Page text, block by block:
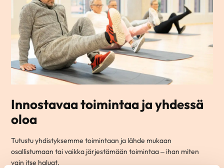
Innostavaa toimintaa ja yhdessä
oloa
Tutustu yhdistyksemme toimintaan ja lähde mukaan
osallistumaan tai vaikka järjestämään toimintaa – ihan miten
vain itse haluat.